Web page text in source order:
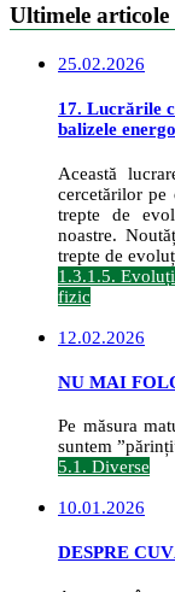
Ultimele articole
25.02.2026
17. Lucrările
balizele
Această
cercetărilor pe
trepte de
noastre.
trepte de
1.3.1.5.
fizic
12.02.2026
NU MAI
Pe măsura
suntem
5.1. Diverse
10.01.2026
DESPRE